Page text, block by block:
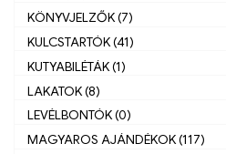
KÖNYVJELZŐK (7)
KULCSTARTÓK (41)
KUTYABILÉTÁK (1)
LAKATOK (8)
LEVÉLBONTÓK (0)
MAGYAROS AJÁNDÉKOK (117)